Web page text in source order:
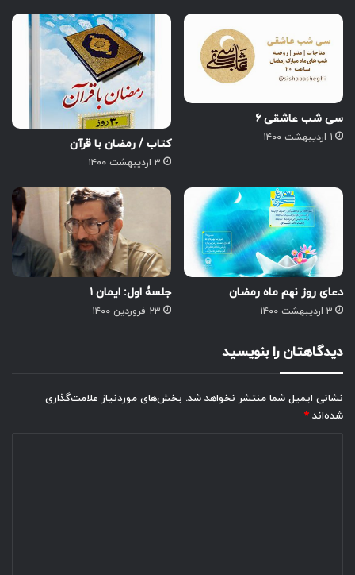
سی شب عاشقی ۶
۱ اردیبهشت ۱۴۰۰ کتاب / رمضان با قرآن
۳ اردیبهشت ۱۴۰۰
دعای روز نهم ماه رمضان
۳ اردیبهشت ۱۴۰۰
جلسۀ اول: ایمان ۱
۲۳ فروردین ۱۴۰۰
دیدگاهتان را بنویسید
نشانی ایمیل شما منتشر نخواهد شد. بخش‌های موردنیاز علامت‌گذاری
شده‌اند *